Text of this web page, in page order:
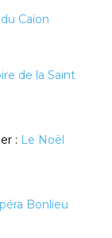
Caïon
de la Saint
: Le Noël
Bonlieu